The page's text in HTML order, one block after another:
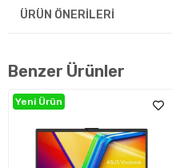
Şık ve Dayanıklı Tasarım
çalışma ve içerik tüketiminde
Kablosuz Bağlantı
Wi-Fi ve Bluetooth desteği
çevre birimleriyle kolay eşleşme
ÜRÜN ÖNERILERI
Benzer Ürünler
Yeni Ürün